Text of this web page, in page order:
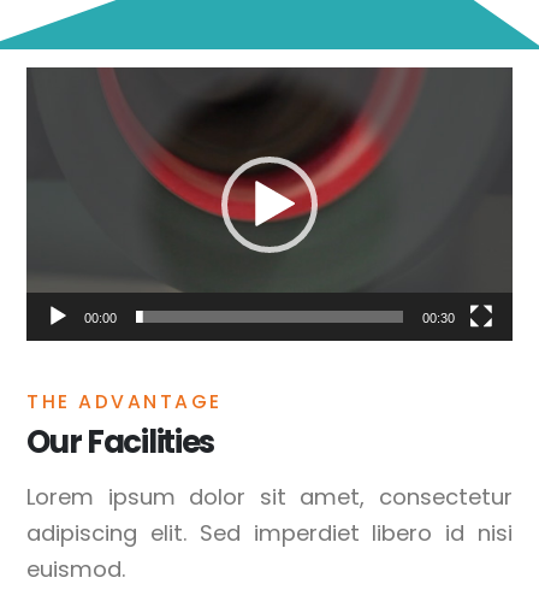
Reproductor
00:00 00:30
THE ADVANTAGE
Our Facilities
Lorem ipsum dolor sit amet, consectetur
adipiscing elit. Sed imperdiet libero id nisi
euismod.